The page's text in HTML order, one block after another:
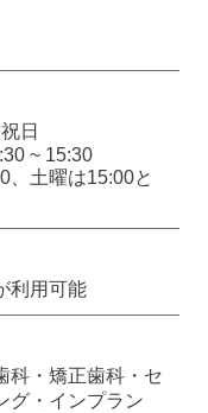
日
~ 15:30
、土曜は15:00と
利用可能
科・矯正歯科・セ
グ・インプラン